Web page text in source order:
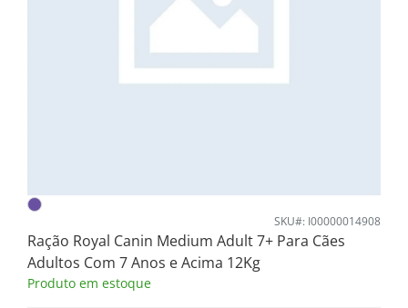
SKU#: I00000014908
Ração Royal Canin Medium Adult 7+ Para Cães
Adultos Com 7 Anos e Acima 12Kg
Produto em estoque